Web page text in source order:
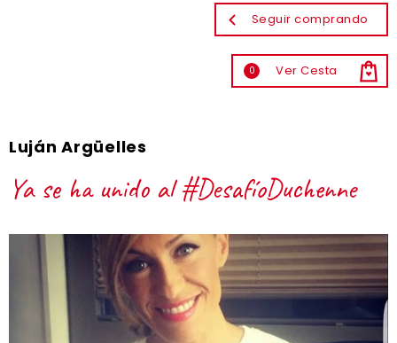
Seguir comprando
0 Ver Cesta
Luján Argüelles
Ya se ha unido al #DesafíoDuchenne